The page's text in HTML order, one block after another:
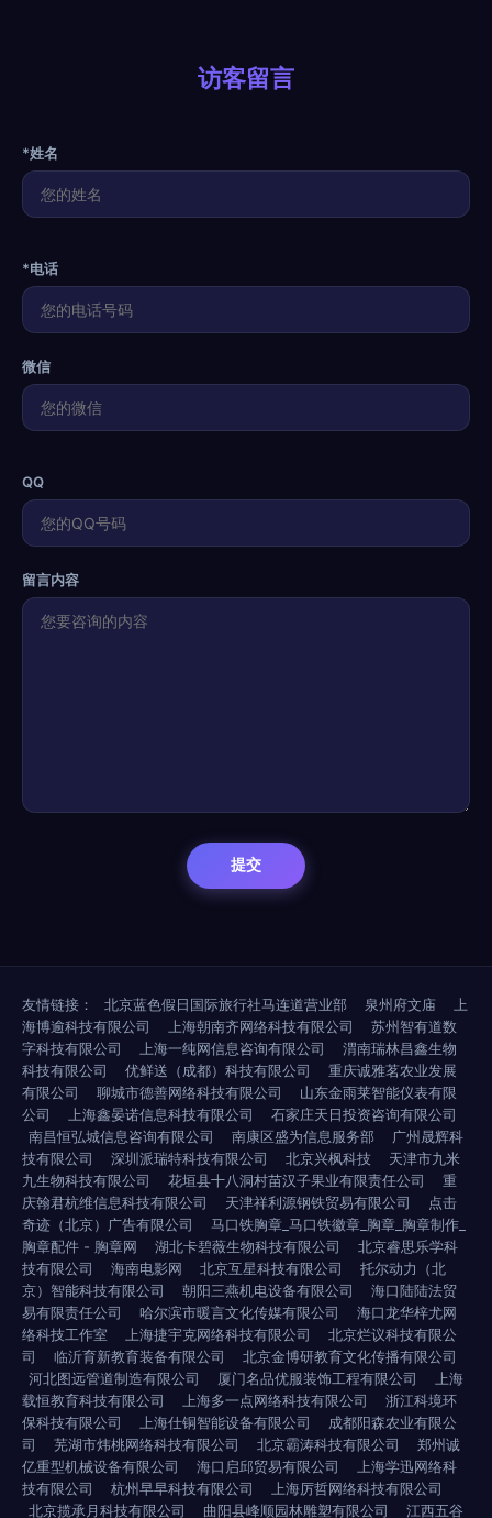
访客留言
*姓名
*电话
微信
QQ
留言内容
友情链接： 北京蓝色假日国际旅行社马连道营业部 泉州府文庙
上
海博逾科技有限公司
上海朝南齐网络科技有限公司
苏州智有道数
字科技有限公司
上海一纯网信息咨询有限公司
渭南瑞林昌鑫生物
科技有限公司
优鲜送（成都）科技有限公司
重庆诚雅茗农业发展
有限公司
聊城市德善网络科技有限公司
山东金雨莱智能仪表有限
公司
上海鑫晏诺信息科技有限公司
石家庄天日投资咨询有限公司
南昌恒弘城信息咨询有限公司
南康区盛为信息服务部
广州晟辉科
技有限公司
深圳派瑞特科技有限公司 北京兴枫科技
天津市九米
九生物科技有限公司
花垣县十八洞村苗汉子果业有限责任公司
重
庆翰君杭维信息科技有限公司
天津祥利源钢铁贸易有限公司
点击
奇迹（北京）广告有限公司
马口铁胸章_马口铁徽章_胸章_胸章制作_
胸章配件 - 胸章网
湖北卡碧薇生物科技有限公司
北京睿思乐学科
技有限公司
海南电影网 北京互星科技有限公司
托尔动力（北
京）智能科技有限公司
朝阳三燕机电设备有限公司
海口陆陆法贸
易有限责任公司
哈尔滨市暖言文化传媒有限公司
海口龙华梓尤网
络科技工作室
上海捷宇克网络科技有限公司
北京烂议科技有限公
司
临沂育新教育装备有限公司
北京金博研教育文化传播有限公司
河北图远管道制造有限公司
厦门名品优服装饰工程有限公司
上海
载恒教育科技有限公司
上海多一点网络科技有限公司
浙江科境环
保科技有限公司
上海仕铜智能设备有限公司
成都阳森农业有限公
司
芜湖市炜桃网络科技有限公司 北京霸涛科技有限公司
郑州诚
亿重型机械设备有限公司
海口启邱贸易有限公司
上海学迅网络科
技有限公司
杭州早早科技有限公司
上海厉哲网络科技有限公司
北京揽承月科技有限公司
曲阳县峰顺园林雕塑有限公司 江西五谷